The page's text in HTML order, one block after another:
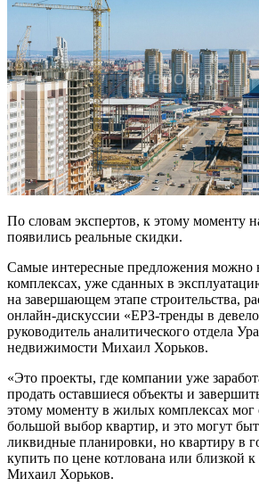
По словам экспертов, к этому моменту
появились реальные скидки.
Самые интересные предложения можно
комплексах, уже сданных в
на завершающем этапе строительства,
онлайн-дискуссии «ЕРЗ-тренды в
руководитель аналитического отдела
недвижимости Михаил Хорьков.
«Это проекты, где компании уже
продать оставшиеся объекты и
этому моменту в жилых комплексах мог
большой выбор квартир, и это могут
ликвидные планировки, но квартиру в
купить по цене котлована или близкой
Михаил Хорьков.